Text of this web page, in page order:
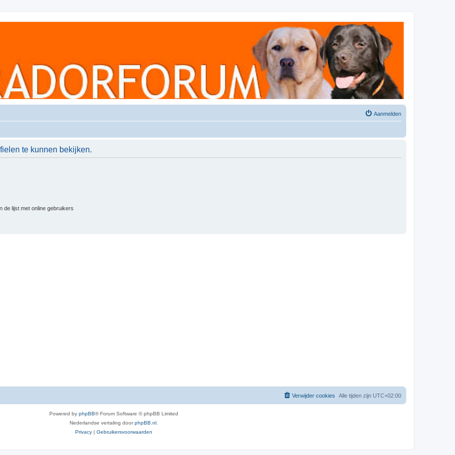
Aanmelden
te kunnen bekijken.
de lijst met online gebruikers
Alle tijden zijn UTC+02:00
Verwijder cookies
Powered by phpBB® Forum Software © phpBB Limited
Nederlandse vertaling doorphpBB.nl .
Privacy
Gebruikersvoorwaarden